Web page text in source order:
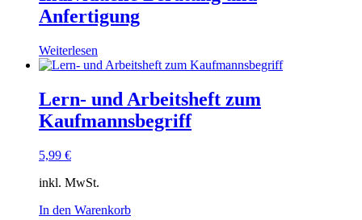
Anfertigung
Weiterlesen
Lern- und Arbeitsheft zum
Kaufmannsbegriff
5,99 €
inkl. MwSt.
In den Warenkorb